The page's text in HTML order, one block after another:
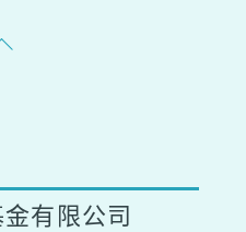
Back
有限公司